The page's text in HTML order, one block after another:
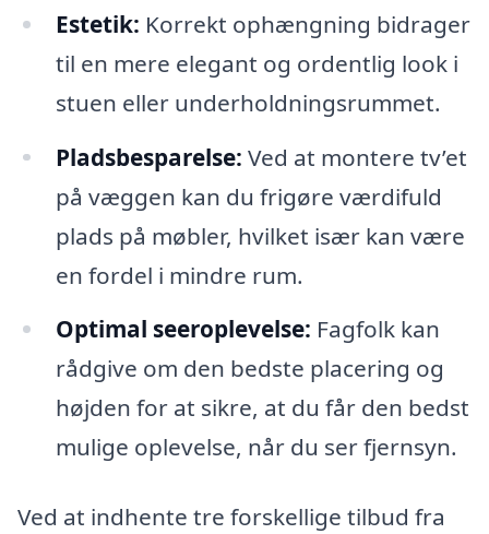
Estetik: Korrekt ophængning bidrager
til en mere elegant og ordentlig look i
stuen eller underholdningsrummet.
Pladsbesparelse: Ved at montere tv’et
på væggen kan du frigøre værdifuld
plads på møbler, hvilket især kan være
en fordel i mindre rum.
Optimal seeroplevelse: Fagfolk kan
rådgive om den bedste placering og
højden for at sikre, at du får den bedst
mulige oplevelse, når du ser fjernsyn.
Ved at indhente tre forskellige tilbud fra